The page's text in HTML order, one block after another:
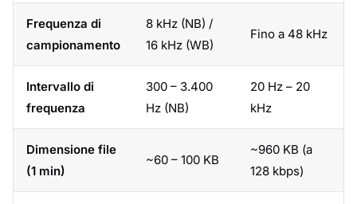
Frequenza di
campionamento
8 kHz (NB) /
16 kHz (WB)
Fino a 48 kHz
Intervallo di
frequenza
300 – 3.400
Hz (NB)
20 Hz – 20
kHz
Dimensione file
(1 min)
~60 – 100 KB
~960 KB (a
128 kbps)